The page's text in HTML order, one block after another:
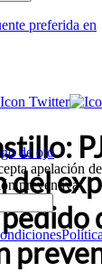
apelación
preventiva
preferida en
del